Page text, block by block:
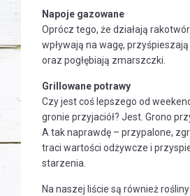
Napoje gazowane
Oprócz tego, że działają
wpływają na wagę,
oraz pogłębiają zmarszczki.
Grillowane potrawy
Czy jest coś lepszego od
gronie przyjaciół? Jest. Grono
A tak naprawdę – przypalone,
traci wartości odżywcze i
starzenia.
Na naszej liście są również